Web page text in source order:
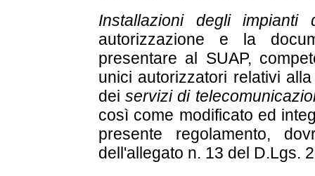
Installazioni degli impianti
autorizzazione e la
presentare al SUAP,
unici autorizzatori relativi
deiservizi di
così come modificato ed
presente regolamento,
dell'allegato n. 13 del D.Lgs.